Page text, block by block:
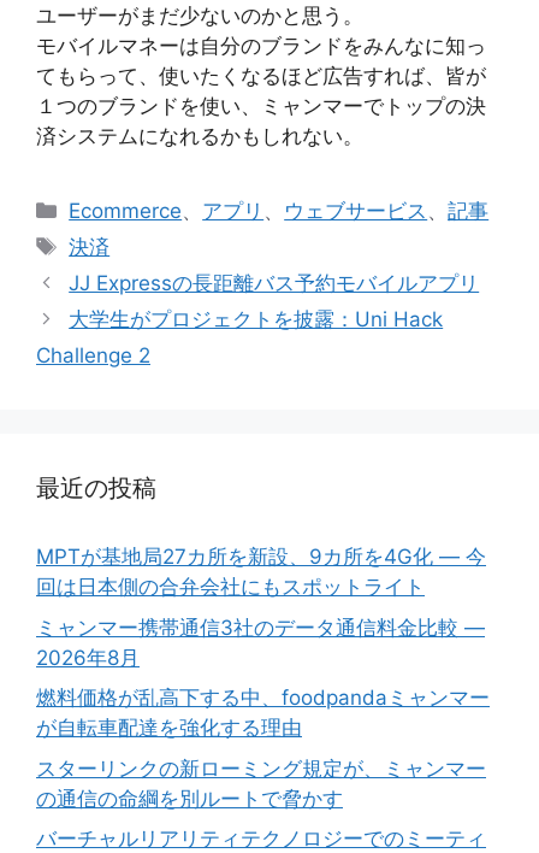
ユーザーがまだ少ないのかと思う。
モバイルマネーは自分のブランドをみんなに知っ
てもらって、使いたくなるほど広告すれば、皆が
１つのブランドを使い、ミャンマーでトップの決
済システムになれるかもしれない。
カ
テ
リ
ー
Ecommerce、 アプリ 、 ウェブサービス 、記事
タ
グ
決済
JJ Expressの長距離バス予約モバイルアプリ
大学生がプロジェクトを披露：Uni Hack
Challenge 2
最近の投稿
MPTが基地局27カ所を新設、9カ所を4G化 ― 今
回は日本側の合弁会社にもスポットライト
ミャンマー携帯通信3社のデータ通信料金比較 ―
2026年8月
燃料価格が乱高下する中、foodpandaミャンマー
が自転車配達を強化する理由
スターリンクの新ローミング規定が、ミャンマー
の通信の命綱を別ルートで脅かす
バーチャルリアリティテクノロジーでのミーティ